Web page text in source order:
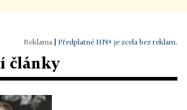
Předplatné HN+ je zcela bez reklam.
články